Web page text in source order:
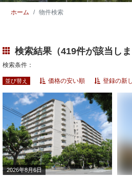
ホーム 物件検索
検索結果（419件が該当しま
検索条件：
並び替え 価格の安い順 登録の新
2026年8月6日